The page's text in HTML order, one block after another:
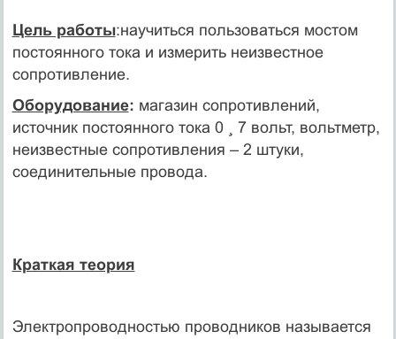
Цель работы:научиться пользоваться мостом
постоянного тока и измерить неизвестное
сопротивление.
Оборудование: магазин сопротивлений,
источник постоянного тока 0 ¸ 7 вольт, вольтметр,
неизвестные сопротивления – 2 штуки,
соединительные провода.
Краткая теория
Электропроводностью проводников называется